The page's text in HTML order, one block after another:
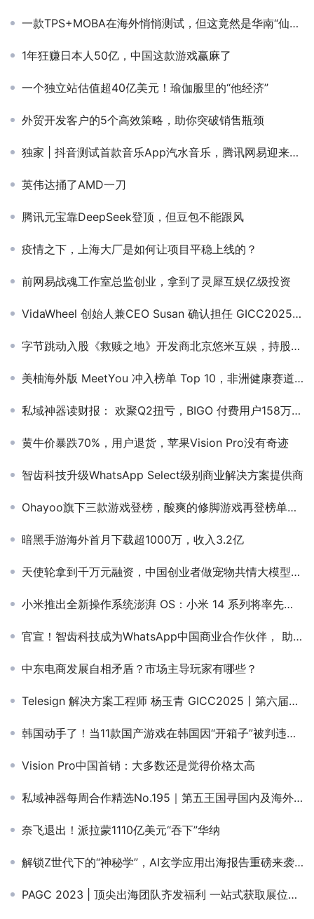
一款TPS+MOBA在海外悄悄测试，但这竟然是华南“仙侠大厂”做的？
1年狂赚日本人50亿，中国这款游戏赢麻了
一个独立站估值超40亿美元！瑜伽服里的“他经济”
外贸开发客户的5个高效策略，助你突破销售瓶颈
独家 | 抖音测试首款音乐App汽水音乐，腾讯网易迎来新对手？
英伟达捅了AMD一刀
腾讯元宝靠DeepSeek登顶，但豆包不能跟风
疫情之下，上海大厂是如何让项目平稳上线的？
前网易战魂工作室总监创业，拿到了灵犀互娱亿级投资
VidaWheel 创始人兼CEO Susan 确认担任 GICC2025丨第六届全球互联网产业CEO大会主峰会圆桌嘉宾！
​字节跳动入股《救赎之地》开发商北京悠米互娱，持股36.25％成第一大股东
美柚海外版 MeetYou 冲入榜单 Top 10，非洲健康赛道布局初现
私域神器读财报： 欢聚Q2扭亏，BIGO 付费用户158万营收近6亿
黄牛价暴跌70%，用户退货，苹果Vision Pro没有奇迹
智齿科技升级WhatsApp Select级别商业解决方案提供商
Ohayoo旗下三款游戏登榜，酸爽的修脚游戏再登榜单前列 | 休闲新游周报
暗黑手游海外首月下载超1000万，收入3.2亿
天使轮拿到千万元融资，中国创业者做宠物共情大模型冲击美国千亿市场
小米推出全新操作系统澎湃 OS：小米 14 系列将率先搭载，逐步接替 MIUI
官宣！智齿科技成为WhatsApp中国商业合作伙伴， 助力中国出海及全球企业实现一体化客户联络
中东电商发展自相矛盾？市场主导玩家有哪些？
Telesign 解决方案工程师 杨玉青 GICC2025丨第六届全球互联网产业CEO大会跨境电商线上峰会演讲嘉宾！
韩国动手了！当11款国产游戏在韩国因“开箱子”被判违规，中国厂商当如何进行反制？
Vision Pro中国首销：大多数还是觉得价格太高
私域神器每周合作精选No.195｜第五王国寻国内及海外合作；寻找支付资源；找支付代理商；AI工具变现
奈飞退出！派拉蒙1110亿美元“吞下”华纳
解锁Z世代下的“神秘学”，AI玄学应用出海报告重磅来袭！（文内附获取方式）
PAGC 2023 | 顶尖出海团队齐发福利 一站式获取展位优惠资源